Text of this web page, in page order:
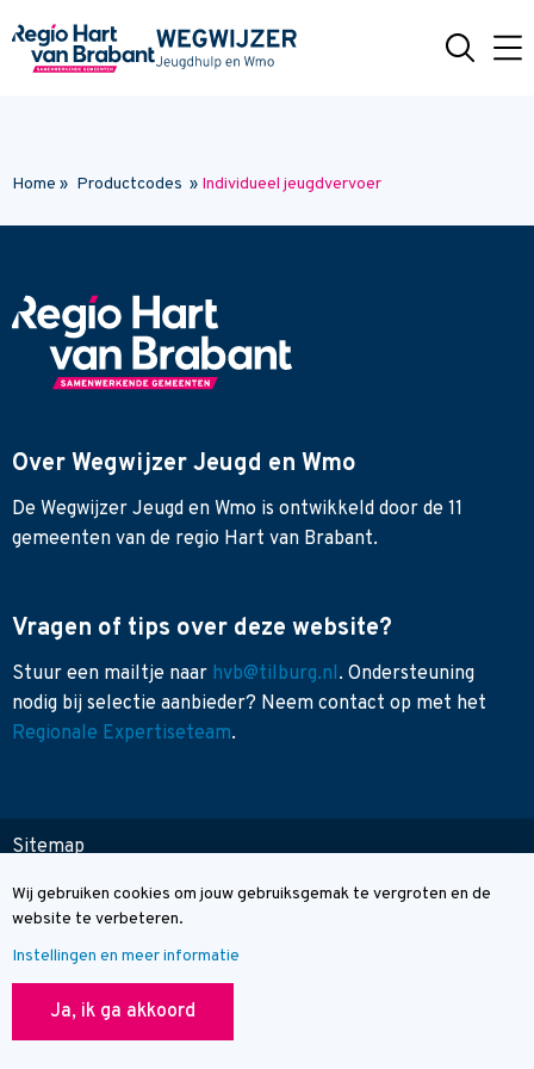
Cookie melding
Wij gebruiken cookies om jouw gebruiksgemak te vergroten en de
website te verbeteren.
Instellingen en meer informatie
Ja, ik ga akkoord
Home » Productcodes » Individueel jeugdvervoer
Over Wegwijzer Jeugd en Wmo
De Wegwijzer Jeugd en Wmo is ontwikkeld door de 11
gemeenten van de regio Hart van Brabant.
Vragen of tips over deze website?
Stuur een mailtje naar hvb@tilburg.nl. Ondersteuning
nodig bij selectie aanbieder? Neem contact op met het
Regionale Expertiseteam.
© Wegwijzer Hart van Brabant
Sitemap
Contact